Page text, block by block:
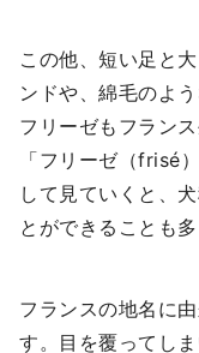
この他、短い足と
ンドや、綿毛のよ
フリーゼもフラン
「フリーゼ（frisé
して見ていくと、
とができることも
フランスの地名に
す。目を覆ってし